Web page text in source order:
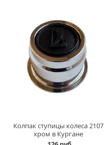
Колпак ступицы колеса 2107
хром в Кургане